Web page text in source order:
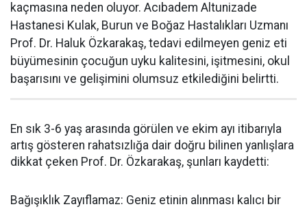
kaçmasına neden oluyor. Acıbadem Altunizade
Hastanesi Kulak, Burun ve Boğaz Hastalıkları Uzmanı
Prof. Dr. Haluk Özkarakaş, tedavi edilmeyen geniz eti
büyümesinin çocuğun uyku kalitesini, işitmesini, okul
başarısını ve gelişimini olumsuz etkilediğini belirtti.
En sık 3-6 yaş arasında görülen ve ekim ayı itibarıyla
artış gösteren rahatsızlığa dair doğru bilinen yanlışlara
dikkat çeken Prof. Dr. Özkarakaş, şunları kaydetti:
Bağışıklık Zayıflamaz: Geniz etinin alınması kalıcı bir